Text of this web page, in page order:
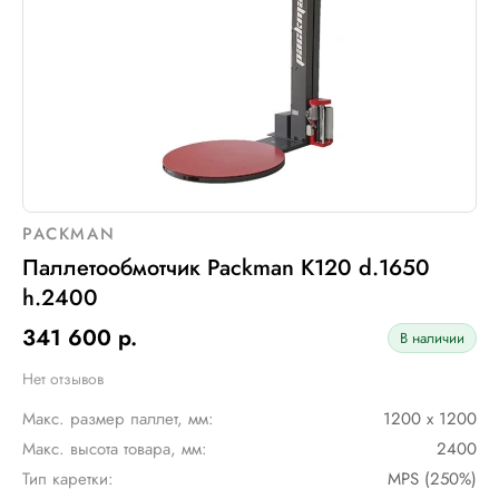
PACKMAN
Паллетообмотчик Packman K120 d.1650
h.2400
341 600 р.
В наличии
Нет отзывов
Макс. размер паллет, мм:
1200 х 1200
Макс. высота товара, мм:
2400
Тип каретки:
MPS (250%)